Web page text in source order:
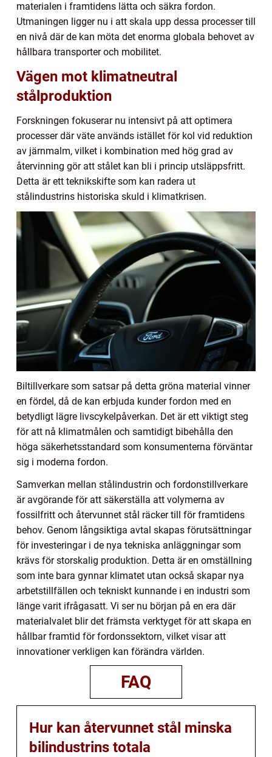
materialen i framtidens lätta och säkra fordon.
Utmaningen ligger nu i att skala upp dessa processer till
en nivå där de kan möta det enorma globala behovet av
hållbara transporter och mobilitet.
Vägen mot klimatneutral
stålproduktion
Forskningen fokuserar nu intensivt på att optimera
processer där väte används istället för kol vid reduktion
av järnmalm, vilket i kombination med hög grad av
återvinning gör att stålet kan bli i princip utsläppsfritt.
Detta är ett teknikskifte som kan radera ut
stålindustrins historiska skuld i klimatkrisen.
Biltillverkare som satsar på detta gröna material vinner
en fördel, då de kan erbjuda kunder fordon med en
betydligt lägre livscykelpåverkan. Det är ett viktigt steg
för att nå klimatmålen och samtidigt bibehålla den
höga säkerhetsstandard som konsumenterna förväntar
sig i moderna fordon.
Samverkan mellan stålindustrin och fordonstillverkare
är avgörande för att säkerställa att volymerna av
fossilfritt och återvunnet stål räcker till för framtidens
behov. Genom långsiktiga avtal skapas förutsättningar
för investeringar i de nya tekniska anläggningar som
krävs för storskalig produktion. Detta är en omställning
som inte bara gynnar klimatet utan också skapar nya
arbetstillfällen och tekniskt kunnande i en industri som
länge varit ifrågasatt. Vi ser nu början på en era där
materialvalet blir det främsta verktyget för att skapa en
hållbar framtid för fordonssektorn, vilket visar att
innovationer verkligen kan förändra världen.
FAQ
Hur kan återvunnet stål minska
bilindustrins totala